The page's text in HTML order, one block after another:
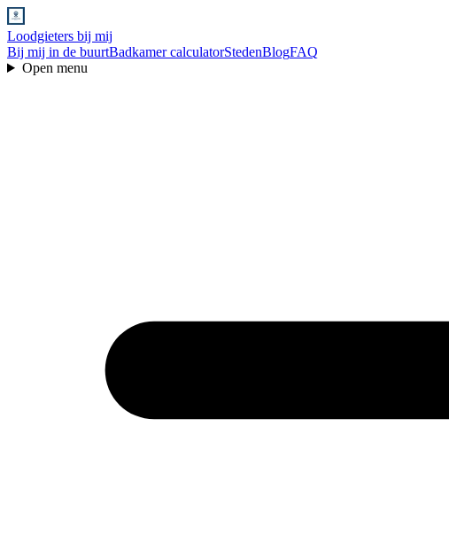
Loodgieters bij mij
Bij mij in de buurtBadkamer calculatorStedenBlogFAQ
Open menu